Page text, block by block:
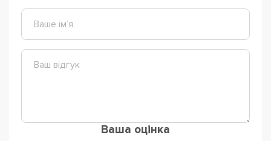
Ваша оцінка